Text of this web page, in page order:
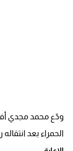
ودّع محمد مجدي
الحمراء بعد انتقاله